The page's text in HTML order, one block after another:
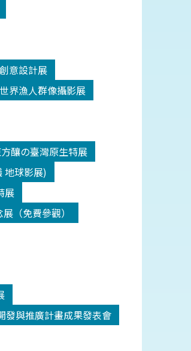
意設計展
界漁人群像攝影展
釀の臺灣原生特展
地球影展)
展
（免費參觀）
發與推廣計畫成果發表會